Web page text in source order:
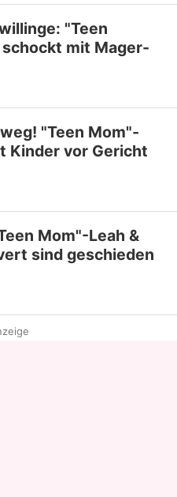
"Teen
mit Mager-
"Teen Mom"-
Kinder vor Gericht
Mom"-Leah &
sind geschieden